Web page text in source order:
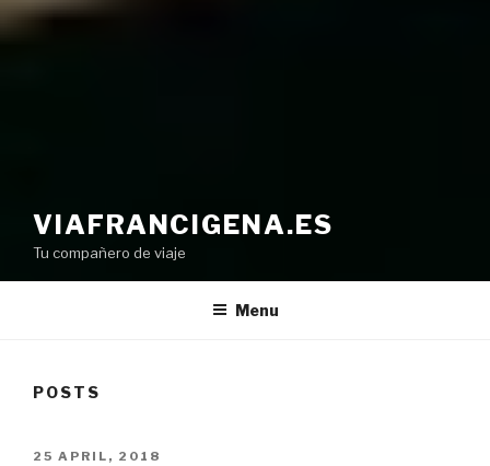
VIAFRANCIGENA.ES
Tu compañero de viaje
Menu
POSTS
POSTED
25 APRIL, 2018